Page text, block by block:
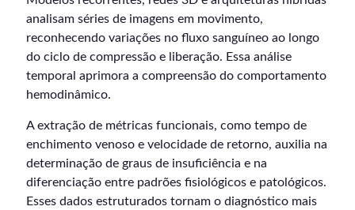
analisam séries de imagens em movimento,
reconhecendo variações no fluxo sanguíneo ao longo
do ciclo de compressão e liberação. Essa análise
temporal aprimora a compreensão do comportamento
hemodinâmico.
A extração de métricas funcionais, como tempo de
enchimento venoso e velocidade de retorno, auxilia na
determinação de graus de insuficiência e na
diferenciação entre padrões fisiológicos e patológicos.
Esses dados estruturados tornam o diagnóstico mais